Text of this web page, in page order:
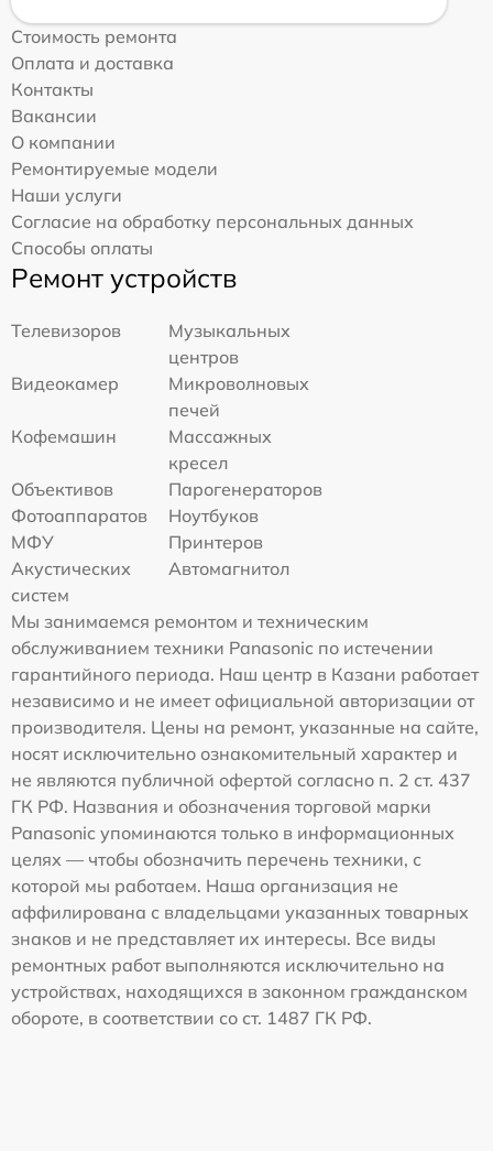
Стоимость ремонта
Оплата и доставка
Контакты
Вакансии
О компании
Ремонтируемые модели
Наши услуги
Согласие на обработку персональных данных
Способы оплаты
Ремонт устройств
Телевизоров
Музыкальных
центров
Видеокамер
Микроволновых
печей
Кофемашин
Массажных
кресел
Объективов
Парогенераторов
Фотоаппаратов
Ноутбуков
МФУ
Принтеров
Акустических
систем
Автомагнитол
Мы занимаемся ремонтом и техническим
обслуживанием техники Panasonic по истечении
гарантийного периода. Наш центр в Казани работает
независимо и не имеет официальной авторизации от
производителя. Цены на ремонт, указанные на сайте,
носят исключительно ознакомительный характер и
не являются публичной офертой согласно п. 2 ст. 437
ГК РФ. Названия и обозначения торговой марки
Panasonic упоминаются только в информационных
целях — чтобы обозначить перечень техники, с
которой мы работаем. Наша организация не
аффилирована с владельцами указанных товарных
знаков и не представляет их интересы. Все виды
ремонтных работ выполняются исключительно на
устройствах, находящихся в законном гражданском
обороте, в соответствии со ст. 1487 ГК РФ.